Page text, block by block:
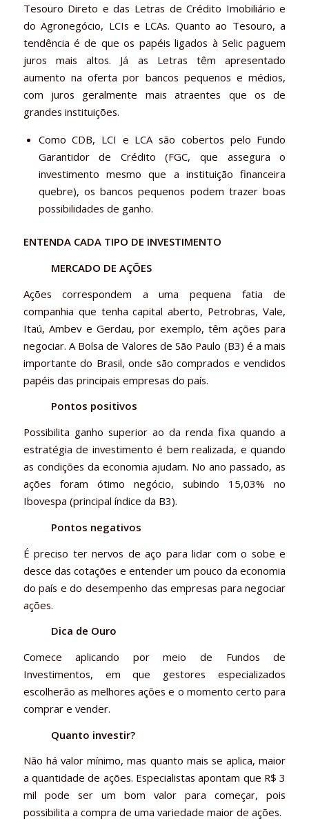
Tesouro Direto e das Letras de Crédito Imobiliário e
do Agronegócio, LCIs e LCAs. Quanto ao Tesouro, a
tendência é de que os papéis ligados à Selic paguem
juros mais altos. Já as Letras têm apresentado
aumento na oferta por bancos pequenos e médios,
com juros geralmente mais atraentes que os de
grandes instituições.
Como CDB, LCI e LCA são cobertos pelo Fundo
Garantidor de Crédito (FGC, que assegura o
investimento mesmo que a instituição financeira
quebre), os bancos pequenos podem trazer boas
possibilidades de ganho.
ENTENDA CADA TIPO DE INVESTIMENTO
MERCADO DE AÇÕES
Ações correspondem a uma pequena fatia de
companhia que tenha capital aberto, Petrobras, Vale,
Itaú, Ambev e Gerdau, por exemplo, têm ações para
negociar. A Bolsa de Valores de São Paulo (B3) é a mais
importante do Brasil, onde são comprados e vendidos
papéis das principais empresas do país.
Pontos positivos
Possibilita ganho superior ao da renda fixa quando a
estratégia de investimento é bem realizada, e quando
as condições da economia ajudam. No ano passado, as
ações foram ótimo negócio, subindo 15,03% no
Ibovespa (principal índice da B3).
Pontos negativos
É preciso ter nervos de aço para lidar com o sobe e
desce das cotações e entender um pouco da economia
do país e do desempenho das empresas para negociar
ações.
Dica de Ouro
Comece aplicando por meio de Fundos de
Investimentos, em que gestores especializados
escolherão as melhores ações e o momento certo para
comprar e vender.
Quanto investir?
Não há valor mínimo, mas quanto mais se aplica, maior
a quantidade de ações. Especialistas apontam que R$ 3
mil pode ser um bom valor para começar, pois
possibilita a compra de uma variedade maior de ações.